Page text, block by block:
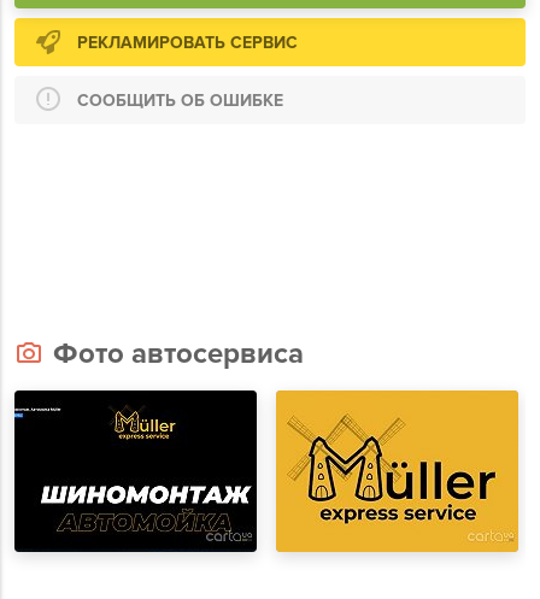
РЕКЛАМИРОВАТЬ СЕРВИС
СООБЩИТЬ ОБ ОШИБКЕ
Фото автосервиса